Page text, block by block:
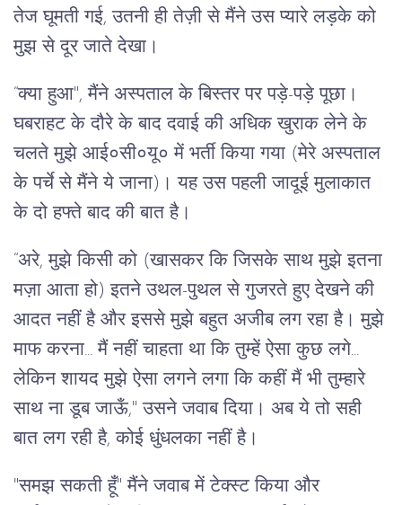
तेज घूमती गई, उतनी ही तेज़ी से मैंने उस प्यारे लड़के को
मुझ से दूर जाते देखा।
“क्या हुआ'', मैंने अस्पताल के बिस्तर पर पड़े-पड़े पूछा।
घबराहट के दौरे के बाद दवाई की अधिक खुराक लेने के
चलते मुझे आई०सी०यू० में भर्ती किया गया (मेरे अस्पताल
के पर्चे से मैंने ये जाना)। यह उस पहली जादूई मुलाकात
के दो हफ्ते बाद की बात है।
“अरे, मुझे किसी को (खासकर कि जिसके साथ मुझे इतना
मज़ा आता हो) इतने उथल-पुथल से गुजरते हुए देखने की
आदत नहीं है और इससे मुझे बहुत अजीब लग रहा है। मुझे
माफ करना... मैं नहीं चाहता था कि तुम्हें ऐसा कुछ लगे...
लेकिन शायद मुझे ऐसा लगने लगा कि कहीं मैं भी तुम्हारे
साथ ना डूब जाऊँ,'' उसने जवाब दिया। अब ये तो सही
बात लग रही है, कोई धुंधलका नहीं है।
"समझ सकती हूँ" मैंने जवाब में टेक्स्ट किया और